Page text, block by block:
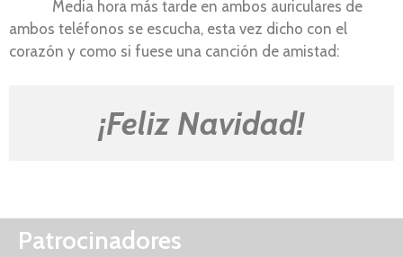
Media hora más tarde en ambos auriculares de
ambos teléfonos se escucha, esta vez dicho con el
corazón y como si fuese una canción de amistad:
¡Feliz Navidad!
Patrocinadores